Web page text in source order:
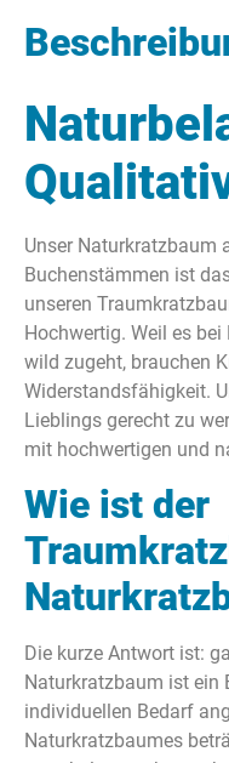
Unser Naturkratzbaum
Buchenstämmen ist
unseren
Hochwertig. Weil es
wild zugeht, brauchen
Widerstandsfähigkeit.
Lieblings gerecht zu
mit hochwertigen und
Wie ist der
Die kurze Antwort ist:
Naturkratzbaum ist ein
individuellen Bedarf
Naturkratzbaumes